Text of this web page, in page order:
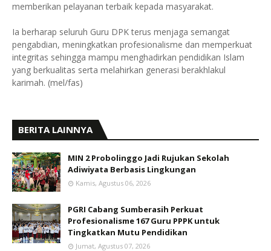
memberikan pelayanan terbaik kepada masyarakat.
Ia berharap seluruh Guru DPK terus menjaga semangat
pengabdian, meningkatkan profesionalisme dan memperkuat
integritas sehingga mampu menghadirkan pendidikan Islam
yang berkualitas serta melahirkan generasi berakhlakul
karimah. (mel/fas)
BERITA LAINNYA
MIN 2 Probolinggo Jadi Rujukan Sekolah
Adiwiyata Berbasis Lingkungan
Kamis, Agustus 06, 2026
PGRI Cabang Sumberasih Perkuat
Profesionalisme 167 Guru PPPK untuk
Tingkatkan Mutu Pendidikan
Jumat, Agustus 07, 2026